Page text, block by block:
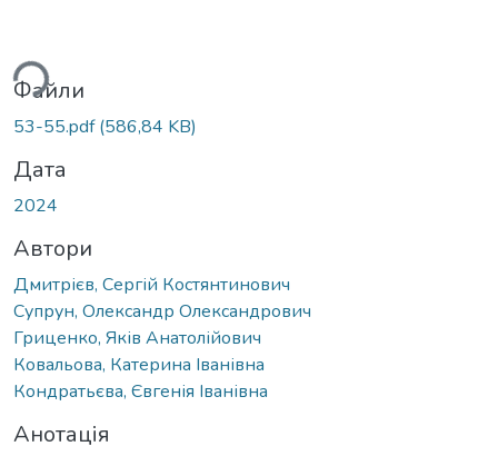
Файли
53-55.pdf(586,84 KB)
Дата
2024
Автори
Дмитрієв, Сергій Костянтинович
Супрун, Олександр Олександрович
Гриценко, Яків Анатолійович
Ковальова, Катерина Іванівна
Кондратьєва, Євгенія Іванівна
Анотація